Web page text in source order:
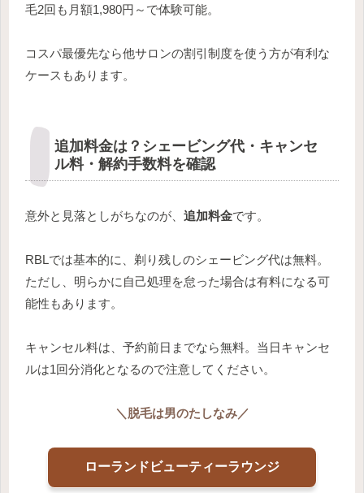
毛2回も月額1,980円～で体験可能。
コスパ最優先なら他サロンの割引制度を使う方が有利な
ケースもあります。
追加料金は？シェービング代・キャンセ
ル料・解約手数料を確認
意外と見落としがちなのが、 追加料金です。
RBLでは基本的に、剃り残しのシェービング代は無料。
ただし、明らかに自己処理を怠った場合は有料になる可
能性もあります。
キャンセル料は、予約前日までなら無料。当日キャンセ
ルは1回分消化となるので注意してください。
＼ 脱毛は男のたしなみ／
ローランドビューティーラウンジ